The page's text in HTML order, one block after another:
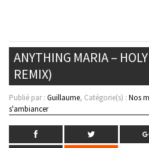
ANYTHING MARIA –
REMIX)
Publié par : Guillaume, Catégorie(s) : Nos
s'ambiancer